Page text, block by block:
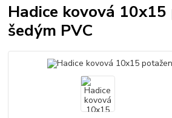
Hadice kovová
šedým PVC